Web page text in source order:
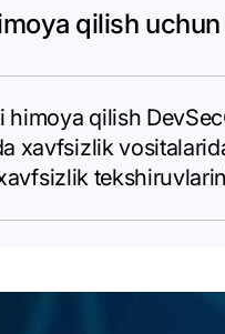
qilish
qilish
xavfsizlik